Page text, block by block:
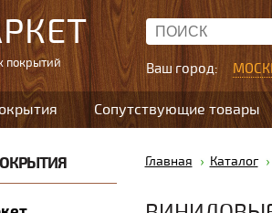
покрытий Ваш город:
Сопутствующие товары
Главная Каталог